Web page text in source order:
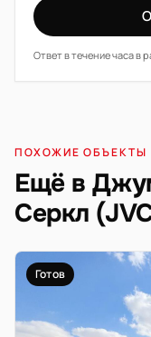
Ответ в течение часа в
ПОХОЖИЕ ОБЪЕКТЫ
Ещё в
Серкл
Готов